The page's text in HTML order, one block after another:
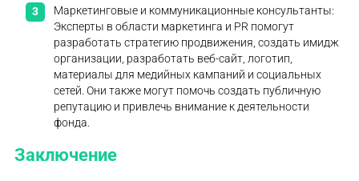
Маркетинговые и коммуникационные консультанты:
Эксперты в области маркетинга и PR помогут
разработать стратегию продвижения, создать имидж
организации, разработать веб-сайт, логотип,
материалы для медийных кампаний и социальных
сетей. Они также могут помочь создать публичную
репутацию и привлечь внимание к деятельности
фонда.
Заключение